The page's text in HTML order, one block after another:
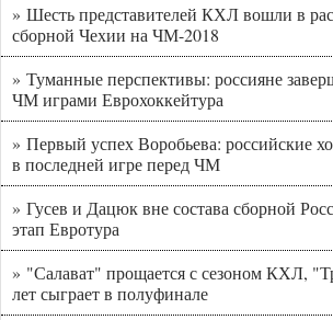
» Шесть представителей КХЛ вошли в
сборной Чехии на ЧМ-2018
» Туманные перспективы: россияне
ЧМ играми Еврохоккейтура
» Первый успех Воробьева: российские
в последней игре перед ЧМ
» Гусев и Дацюк вне состава сборной
этап Евротура
» "Салават" прощается с сезоном КХЛ,
лет сыграет в полуфинале